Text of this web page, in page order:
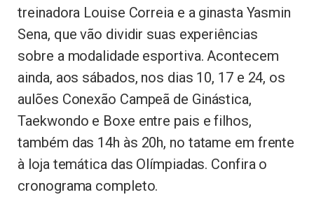
treinadora Louise Correia e a ginasta Yasmin
Sena, que vão dividir suas experiências
sobre a modalidade esportiva. Acontecem
ainda, aos sábados, nos dias 10, 17 e 24, os
aulões Conexão Campeã de Ginástica,
Taekwondo e Boxe entre pais e filhos,
também das 14h às 20h, no tatame em frente
à loja temática das Olímpiadas. Confira o
cronograma completo.